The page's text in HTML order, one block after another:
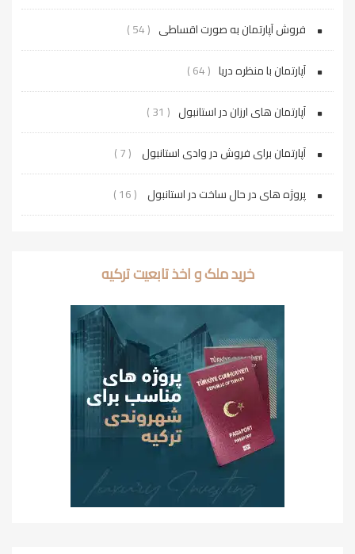
فروش آپارتمان به صورت اقساطی ( 54 )
آپارتمان با منظره دریا ( 64 )
آپارتمان های ارزان در استانبول ( 31 )
آپارتمان برای فروش در وادی استانبول ( 7 )
پروژه‌ های در حال ساخت در استانبول ( 16 )
خرید ملک و اخذ تابعیت ترکیه